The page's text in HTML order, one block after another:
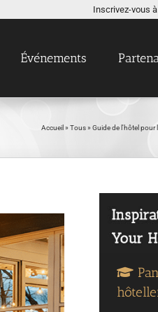
Inscrivez-vous
Événements
Accueil » Tous» Guide de l'hôtel pour